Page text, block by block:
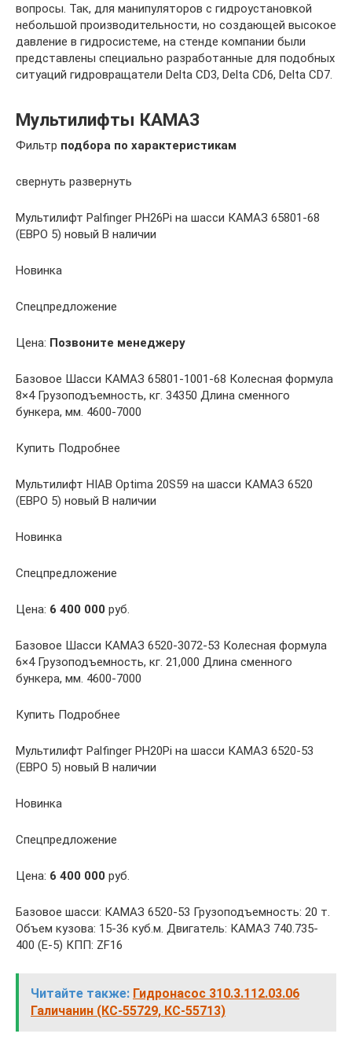
вопросы. Так, для манипуляторов с гидроустановкой
небольшой производительности, но создающей высокое
давление в гидросистеме, на стенде компании были
представлены специально разработанные для подобных
ситуаций гидровращатели Delta CD3, Delta CD6, Delta CD7.
Мультилифты КАМАЗ
Фильтр подбора по характеристикам
свернуть развернуть
Мультилифт Palfinger PH26Pi на шасси КАМАЗ 65801-68
(ЕВРО 5) новый В наличии
Новинка
Спецпредложение
Цена: Позвоните менеджеру
Базовое Шасси КАМАЗ 65801-1001-68 Колесная формула
8×4 Грузоподъемность, кг. 34350 Длина сменного
бункера, мм. 4600-7000
Купить Подробнее
Мультилифт HIAB Optima 20S59 на шасси КАМАЗ 6520
(ЕВРО 5) новый В наличии
Новинка
Спецпредложение
Цена: 6 400 000 руб.
Базовое Шасси КАМАЗ 6520-3072-53 Колесная формула
6×4 Грузоподъемность, кг. 21,000 Длина сменного
бункера, мм. 4600-7000
Купить Подробнее
Мультилифт Palfinger PH20Pi на шасси КАМАЗ 6520-53
(ЕВРО 5) новый В наличии
Новинка
Спецпредложение
Цена: 6 400 000 руб.
Базовое шасси: КАМАЗ 6520-53 Грузоподъемность: 20 т.
Объем кузова: 15-36 куб.м. Двигатель: КАМАЗ 740.735-
400 (Е-5) КПП: ZF16
Читайте также: Гидронасос 310.3.112.03.06
Галичанин (КС-55729, КС-55713)